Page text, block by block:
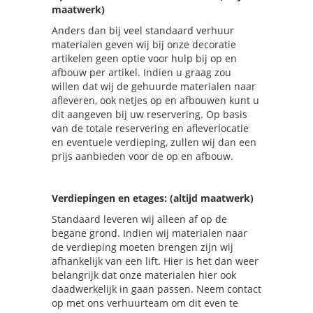
maatwerk)
Anders dan bij veel standaard verhuur
materialen geven wij bij onze decoratie
artikelen geen optie voor hulp bij op en
afbouw per artikel. Indien u graag zou
willen dat wij de gehuurde materialen naar
afleveren, ook netjes op en afbouwen kunt u
dit aangeven bij uw reservering. Op basis
van de totale reservering en afleverlocatie
en eventuele verdieping, zullen wij dan een
prijs aanbieden voor de op en afbouw.
Verdiepingen en etages: (altijd maatwerk)
Standaard leveren wij alleen af op de
begane grond. Indien wij materialen naar
de verdieping moeten brengen zijn wij
afhankelijk van een lift. Hier is het dan weer
belangrijk dat onze materialen hier ook
daadwerkelijk in gaan passen. Neem contact
op met ons verhuurteam om dit even te